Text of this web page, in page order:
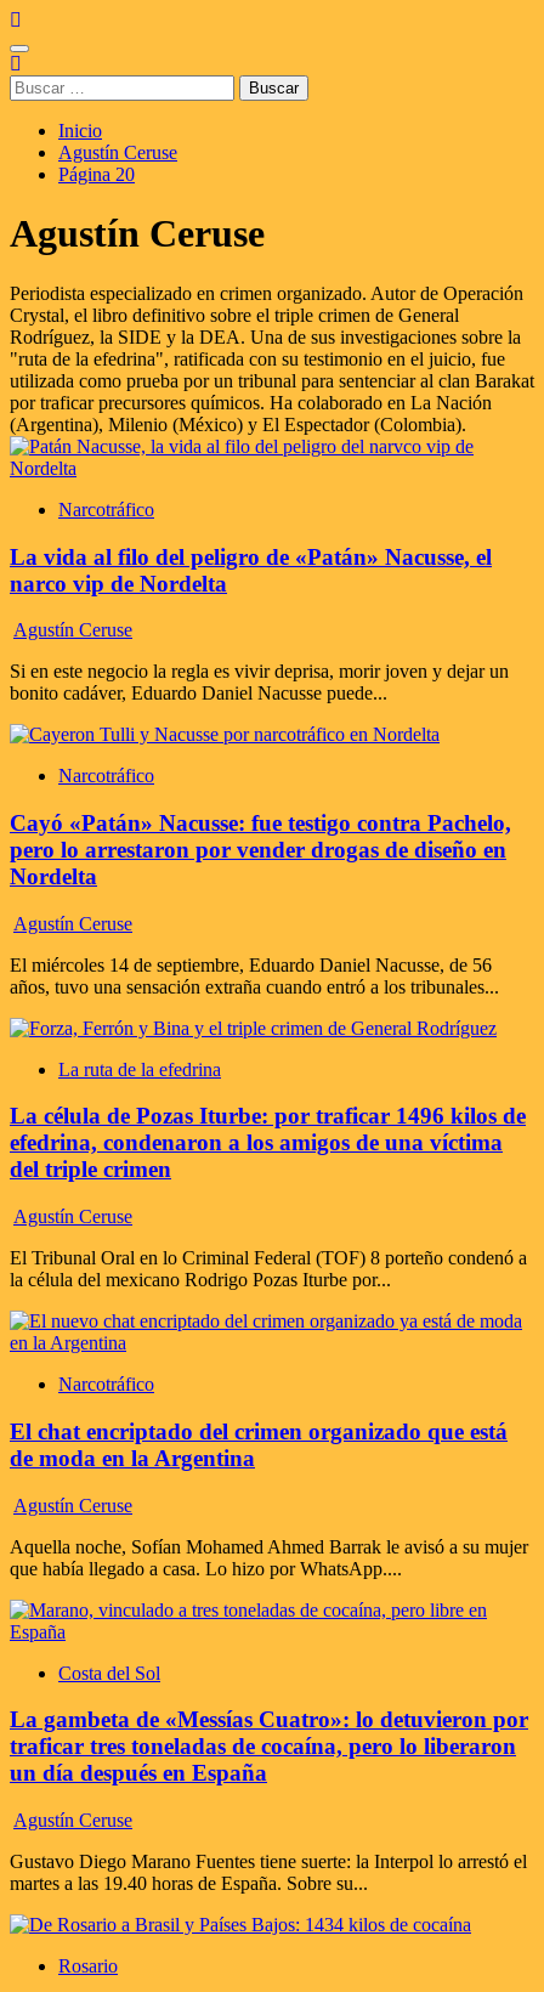
Saltar
al
contenido
Menú
principal
Buscar:
Inicio
Agustín Ceruse
Página 20
Agustín Ceruse
Periodista especializado en crimen organizado. Autor de Operación
Crystal, el libro definitivo sobre el triple crimen de General
Rodríguez, la SIDE y la DEA. Una de sus investigaciones sobre la
"ruta de la efedrina", ratificada con su testimonio en el juicio, fue
utilizada como prueba por un tribunal para sentenciar al clan Barakat
por traficar precursores químicos. Ha colaborado en La Nación
(Argentina), Milenio (México) y El Espectador (Colombia).
Narcotráfico
La vida al filo del peligro de «Patán» Nacusse, el
narco vip de Nordelta
Agustín Ceruse
Si en este negocio la regla es vivir deprisa, morir joven y dejar un
bonito cadáver, Eduardo Daniel Nacusse puede...
Narcotráfico
Cayó «Patán» Nacusse: fue testigo contra Pachelo,
pero lo arrestaron por vender drogas de diseño en
Nordelta
Agustín Ceruse
El miércoles 14 de septiembre, Eduardo Daniel Nacusse, de 56
años, tuvo una sensación extraña cuando entró a los tribunales...
La ruta de la efedrina
La célula de Pozas Iturbe: por traficar 1496 kilos de
efedrina, condenaron a los amigos de una víctima
del triple crimen
Agustín Ceruse
El Tribunal Oral en lo Criminal Federal (TOF) 8 porteño condenó a
la célula del mexicano Rodrigo Pozas Iturbe por...
Narcotráfico
El chat encriptado del crimen organizado que está
de moda en la Argentina
Agustín Ceruse
Aquella noche, Sofían Mohamed Ahmed Barrak le avisó a su mujer
que había llegado a casa. Lo hizo por WhatsApp....
Costa del Sol
La gambeta de «Messías Cuatro»: lo detuvieron por
traficar tres toneladas de cocaína, pero lo liberaron
un día después en España
Agustín Ceruse
Gustavo Diego Marano Fuentes tiene suerte: la Interpol lo arrestó el
martes a las 19.40 horas de España. Sobre su...
Rosario